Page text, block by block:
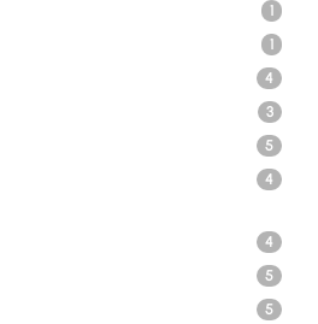
1
1
4
3
5
4
4
5
5